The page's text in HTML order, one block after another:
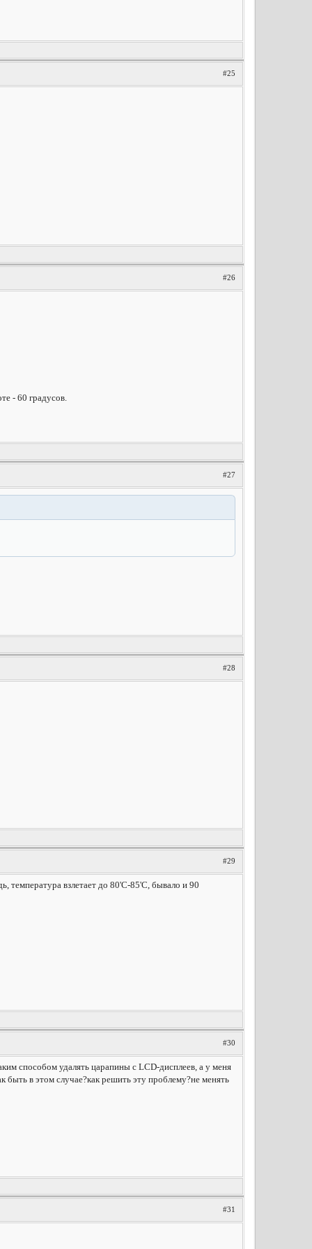
#25
#26
- 60 градусов.
#27
#28
#29
температура взлетает до 80'C-85'C, бывало и 90
#30
способом удалять царапины с LCD-дисплеев, а у меня
быть в этом случае?как решить эту проблему?не менять
#31